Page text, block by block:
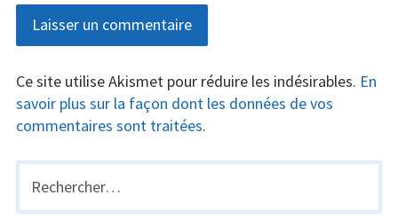
Ce site utilise Akismet pour réduire les indésirables. En
savoir plus sur la façon dont les données de vos
commentaires sont traitées.
BARRE
LATÉRALE
Rechercher :